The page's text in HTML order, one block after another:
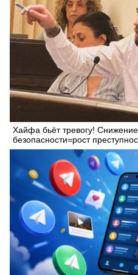
Хайфа бьёт тревогу!
безопасности=рост